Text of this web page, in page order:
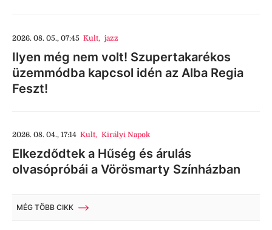
2026. 08. 05., 07:45 Kult, jazz
Ilyen még nem volt! Szupertakarékos
üzemmódba kapcsol idén az Alba Regia
Feszt!
2026. 08. 04., 17:14 Kult, Királyi Napok
Elkezdődtek a Hűség és árulás
olvasópróbái a Vörösmarty Színházban
MÉG TÖBB CIKK